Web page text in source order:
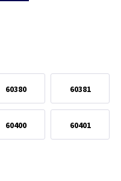
60380 60381
60400 60401